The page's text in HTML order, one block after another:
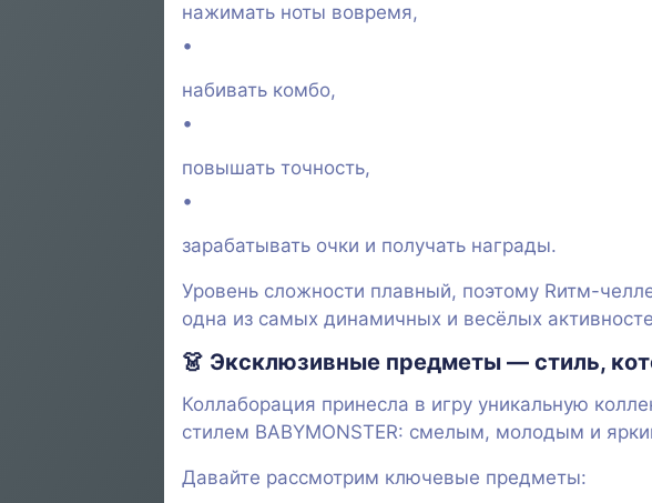
нажимать ноты вовремя,
набивать комбо,
повышать точность,
зарабатывать очки и получать награды.
Уровень сложности плавный, поэтому Rитм-
одна из самых динамичных и весёлых
👗 Эксклюзивные предметы — стиль,
Коллаборация принесла в игру уникальную
стилем BABYMONSTER: смелым, молодым и
Давайте рассмотрим ключевые предметы: